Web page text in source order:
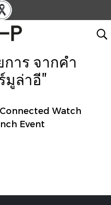
าร จากคำ
มูล่าอี"
Connected Watch
Event